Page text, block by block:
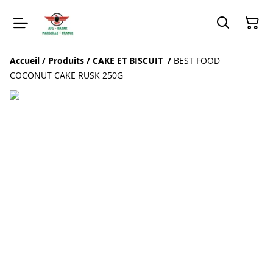
Accueil / Produits / CAKE ET BISCUIT / BEST FOOD
COCONUT CAKE RUSK 250G